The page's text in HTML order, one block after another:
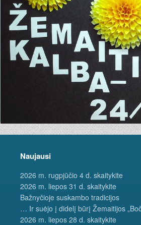
Naujausi
2026 m. rugpjūčio 4 d. skaitykite
2026 m. liepos 31 d. skaitykite
Bažnyčioje suskambo tradicijos
… Ir suėjo į didelį būrį Žemaitijos
2026 m. liepos 28 d. skaitykite